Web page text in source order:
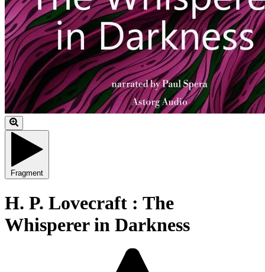
Fragment
H. P. Lovecraft : The
Whisperer in Darkness